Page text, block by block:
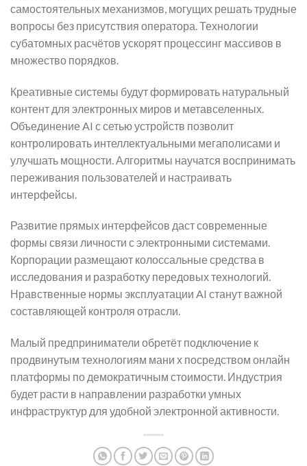
самостоятельных механизмов, могущих решать трудные
вопросы без присутствия оператора. Технологии
субатомных расчётов ускорят процессинг массивов в
множество порядков.
Креативные системы будут формировать натуральный
контент для электронных миров и метавселенных.
Объединение AI с сетью устройств позволит
контролировать интеллектуальными мегаполисами и
улучшать мощности. Алгоритмы научатся воспринимать
переживания пользователей и настраивать
интерфейсы.
Развитие прямых интерфейсов даст современные
формы связи личности с электронными системами.
Корпорации размещают колоссальные средства в
исследования и разработку передовых технологий.
Нравственные нормы эксплуатации AI станут важной
составляющей контроля отрасли.
Малый предприниматели обретёт подключение к
продвинутым технологиям мани х посредством онлайн
платформы по демократичным стоимости. Индустрия
будет расти в направлении разработки умных
инфраструктур для удобной электронной активности.